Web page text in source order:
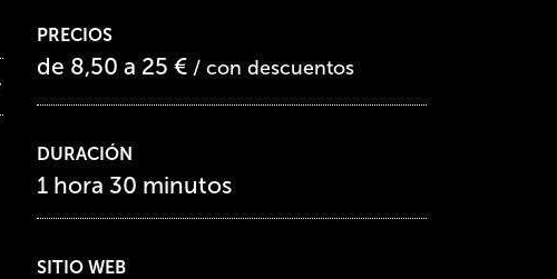
PRECIOS
de 8,50 a 25 € / con descuentos
DURACIÓN
1 hora 30 minutos
SITIO WEB